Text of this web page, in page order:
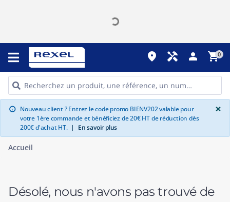
place handyman person shopping_cart0
info Nouveau client ? Entrez le code promo BIENV202 valable pour
votre 1ère commande et bénéficiez de 20€ HT de réduction dès
200€ d'achat HT. | En savoir plus
×
Accueil
Désolé, nous n'avons pas trouvé de